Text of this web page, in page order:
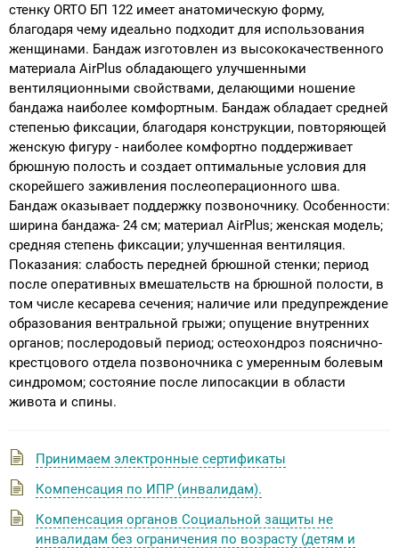
стенку ORTO БП 122 имеет анатомическую форму,
благодаря чему идеально подходит для использования
женщинами. Бандаж изготовлен из высококачественного
материала AirPlus обладающего улучшенными
вентиляционными свойствами, делающими ношение
бандажа наиболее комфортным. Бандаж обладает средней
степенью фиксации, благодаря конструкции, повторяющей
женскую фигуру - наиболее комфортно поддерживает
брюшную полость и создает оптимальные условия для
скорейшего заживления послеоперационного шва.
Бандаж оказывает поддержку позвоночнику. Особенности:
ширина бандажа- 24 см; материал AirPlus; женская модель;
средняя степень фиксации; улучшенная вентиляция.
Показания: слабость передней брюшной стенки; период
после оперативных вмешательств на брюшной полости, в
том числе кесарева сечения; наличие или предупреждение
образования вентральной грыжи; опущение внутренних
органов; послеродовый период; остеохондроз пояснично-
крестцового отдела позвоночника с умеренным болевым
синдромом; состояние после липосакции в области
живота и спины.
Принимаем электронные сертификаты
Компенсация по ИПР (инвалидам).
Компенсация органов Социальной защиты не
инвалидам без ограничения по возрасту (детям и